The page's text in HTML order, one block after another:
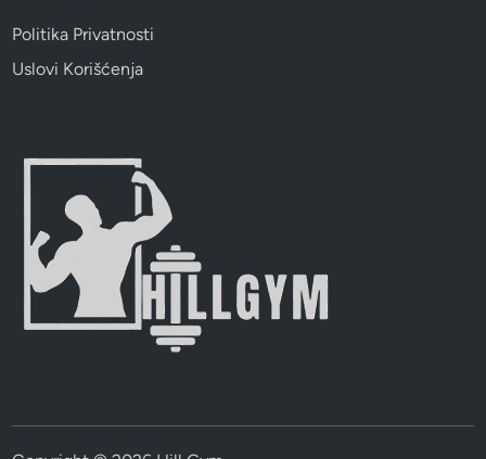
Politika Privatnosti
Uslovi Korišćenja